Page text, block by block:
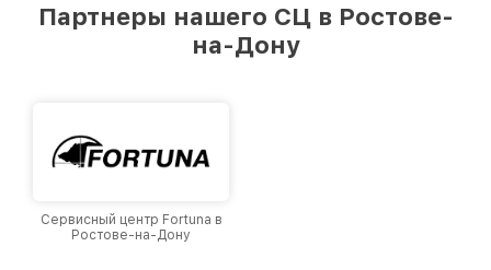
лучшим сервисным центром EOTech в городе
Ростове-на-Дону, постоянно повышая уровень
Партнеры нашего СЦ в Ростове-
на-Дону
Сервисный центр Fortuna в
Ростове-на-Дону